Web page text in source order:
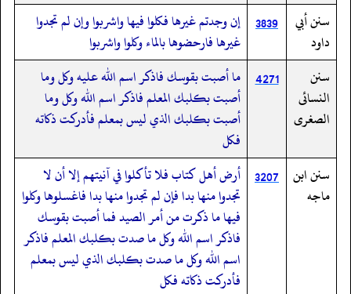
سنن أبي
داود
3839 إن وجدتم غيرها فكلوا فيها واشربوا وإن لم تجدوا
غيرها فارحضوها بالماء وكلوا واشربوا
سنن
النسائى
الصغرى
4271 ما أصبت بقوسك فاذكر اسم الله عليه وكل وما
أصبت بكلبك المعلم فاذكر اسم الله وكل وما
أصبت بكلبك الذي ليس بمعلم فأدركت ذكاته
فكل
سنن ابن
ماجه
3207 أرض أهل كتاب فلا تأكلوا في آنيتهم إلا أن لا
تجدوا منها بدا فإن لم تجدوا منها بدا فاغسلوها وكلوا
فيها ما ذكرت من أمر الصيد فما أصبت بقوسك
فاذكر اسم الله وكل ما صدت بكلبك المعلم فاذكر
اسم الله وكل ما صدت بكلبك الذي ليس بمعلم
فأدركت ذكاته فكل